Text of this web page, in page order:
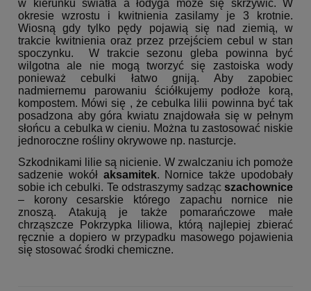
w kierunku światła a łodyga może się skrzywić. W
okresie wzrostu i kwitnienia zasilamy je 3 krotnie.
Wiosną gdy tylko pędy pojawią się nad ziemią, w
trakcie kwitnienia oraz przez przejściem cebul w stan
spoczynku. W trakcie sezonu gleba powinna być
wilgotna ale nie mogą tworzyć się zastoiska wody
ponieważ cebulki łatwo gniją. Aby zapobiec
nadmiernemu parowaniu ściółkujemy podłoże korą,
kompostem. Mówi się , że cebulka lilii powinna być tak
posadzona aby góra kwiatu znajdowała się w pełnym
słońcu a cebulka w cieniu. Można tu zastosować niskie
jednoroczne rośliny okrywowe np. nasturcje.
Szkodnikami lilie są nicienie. W zwalczaniu ich pomoże
sadzenie wokół aksamitek. Nornice także upodobały
sobie ich cebulki. Te odstraszymy sadząc szachownice
– korony cesarskie którego zapachu nornice nie
znoszą. Atakują je także pomarańczowe małe
chrząszcze Pokrzypka liliowa, którą najlepiej zbierać
ręcznie a dopiero w przypadku masowego pojawienia
się stosować środki chemiczne.